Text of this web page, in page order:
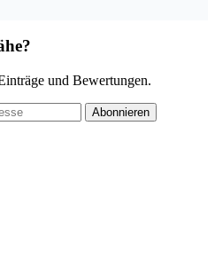
und Bewertungen.
Abonnieren